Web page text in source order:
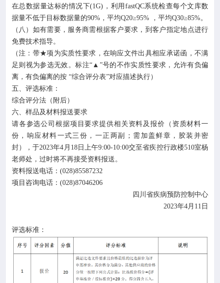
在总数据量达标的情况下(1G)，利用fastQC系统检查每个文库数
据量不低于目标数据量的90%，平均Q20≥95% ，平均Q30≥85%。
（八）如有需要，服务商需根据客户要求，到客户指定地点进行
免费技术指导。
（注：带★项为实质性要求，在响应文件出具相应承诺函，不满
足则视为参选无效。标注“▲”号的不作实质性要求，允许有负偏
离，有负偏离的按 “综合评分表”对应描述执行）
五、评选标准：
综合评分法（附后）
六、样品及材料报送要求
请各参选公司根据项目要求提供相关资料及报价（资质材料一
份，响应材料一式三份，一正两副；需加盖鲜章，胶装并密
封），于2023年4月18日上午9:00-10:00交至省疾控行政楼510室杨
老师处，过时将不再接受资料报送。
资料报送电话：(028)85587232
项目咨询电话：(028)87046206
四川省疾病预防控制中心
2023年4月11日
评选标准：